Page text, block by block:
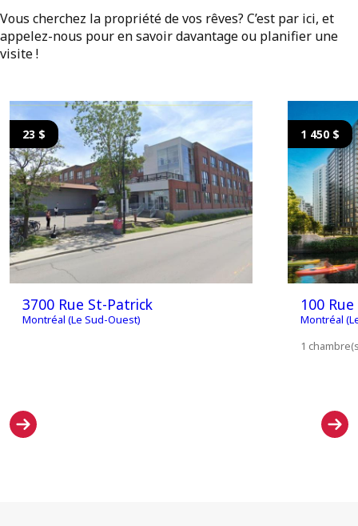
Vous cherchez la propriété de vos rêves? C’est par ici, et
appelez-nous pour en savoir davantage ou planifier une
visite !
23 $
3700 Rue St-Patrick
Montréal (Le Sud-Ouest)
1 450 $
100
Montréal
1